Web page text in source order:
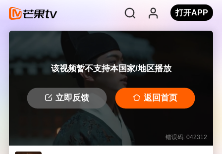
打开APP
该视频暂不支持本国家/地区播放
立即反馈 返回首页
错误码: 042312